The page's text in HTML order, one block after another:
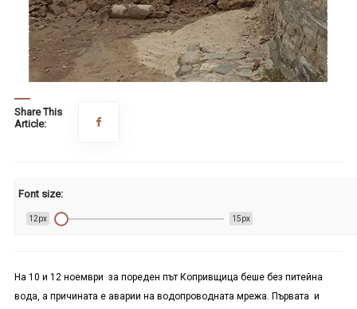
Share This
Article:
Font size:
12px 15px
На 10 и 12 ноември за пореден път Копривщица беше без питейна
вода, а причината е аварии на водопроводната мрежа. Първата и